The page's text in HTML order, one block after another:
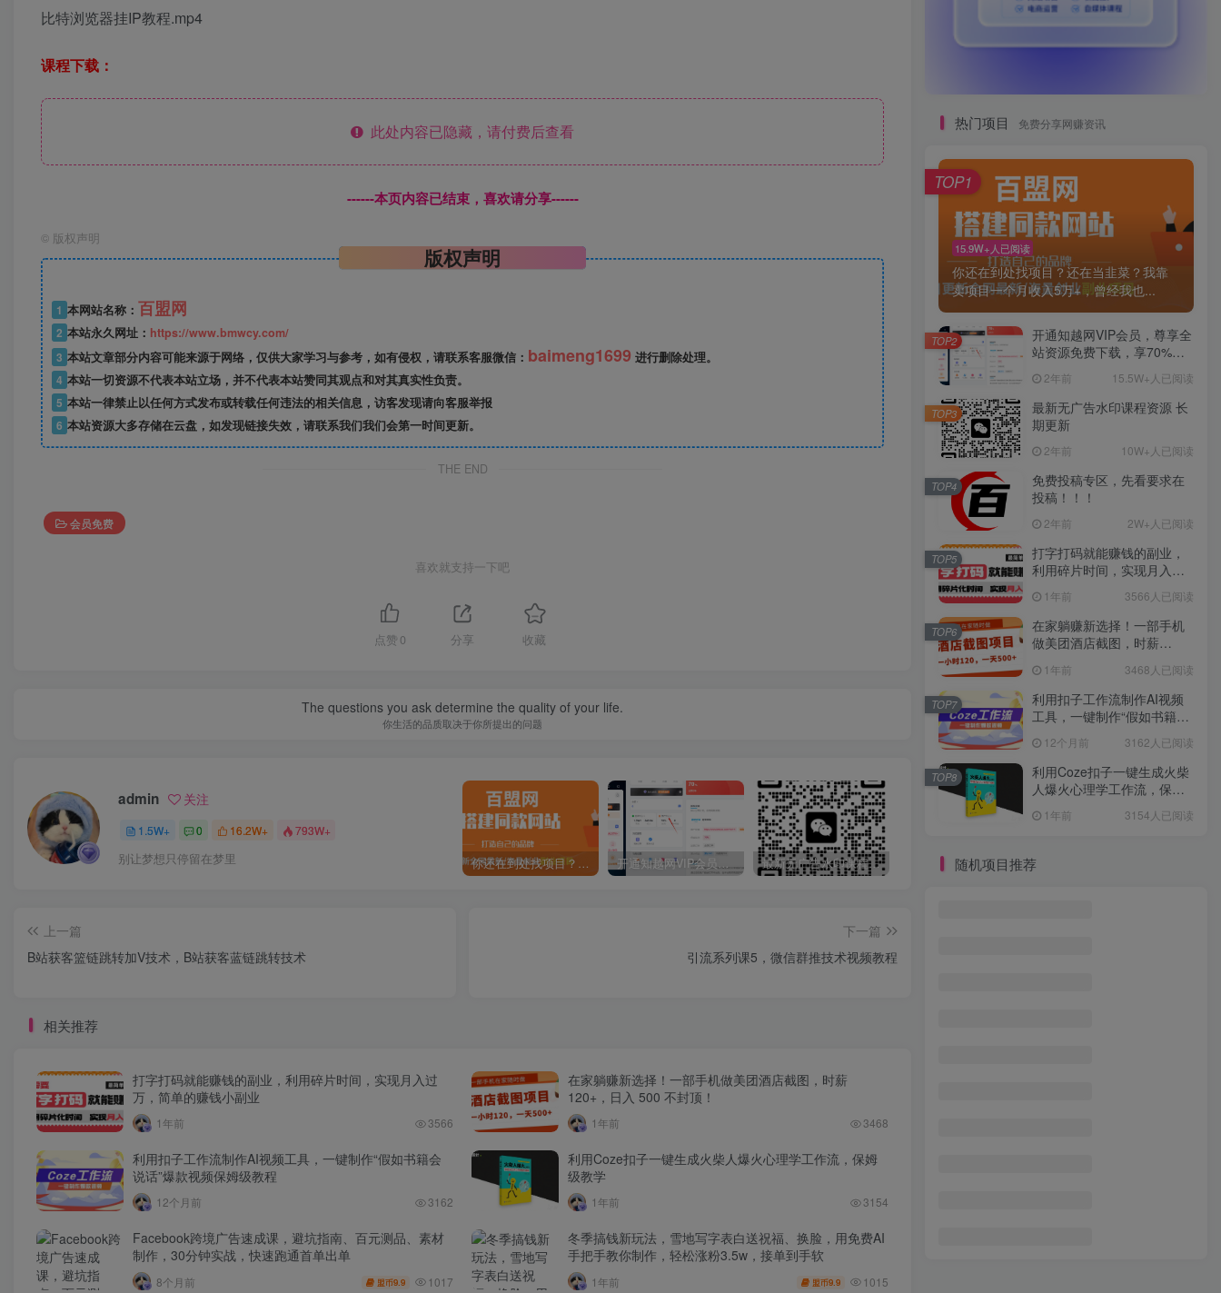
比特浏览器挂IP教程.mp4
课程下载：
此处内容已隐藏，请付费后查看
------本页内容已结束，喜欢请分享------
© 版权声明
版权声明
1 本网站名称： 百盟网
2 本站永久网址： https://www.bmwcy.com/
3 本站文章部分内容可能来源于网络，仅供大家学习与参考，如有侵权，请联系客服微信： baimeng1699 进行删除处理。
4 本站一切资源不代表本站立场，并不代表本站赞同其观点和对其真实性负责。
5 本站一律禁止以任何方式发布或转载任何违法的相关信息，访客发现请向客服举报
6 本站资源大多存储在云盘，如发现链接失效，请联系我们我们会第一时间更新。
THE END
会员免费
喜欢就支持一下吧
点赞 0 分享 收藏
The questions you ask determine the quality of your life.
你生活的品质取决于你所提出的问题
admin 关注
1.5W+ 0 16.2W+ 793W+
别让梦想只停留在梦里 你还在到处找项目？还在当韭菜？我靠卖项目一个月收入5万+，曾经我也是个失败者。 最新无广告水印课程资源 长期更新 免费投稿专区，先看要求在投稿！！！
上一篇
B站获客篮链跳转加V技术，B站获客蓝链跳转技术
下一篇
引流系列课5，微信群推技术视频教程
相关推荐
打字打码就能赚钱的副业，利用碎片时间，实现月入过
万，简单的赚钱小副业
1年前 3566
在家躺赚新选择！一部手机做美团酒店截图，时薪
120+，日入 500 不封顶！
1年前 3468
利用扣子工作流制作AI视频工具，一键制作“假如书籍会
说话”爆款视频保姆级教程
12个月前 3162
利用Coze扣子一键生成火柴人爆火心理学工作流，保姆
级教学
1年前 3154
Facebook跨境广告速成课，避坑指南、百元测品、素材
制作，30分钟实战，快速跑通首单出单
8个月前 盟币9.9 1017
冬季搞钱新玩法，雪地写字表白送祝福、换脸，用免费AI
手把手教你制作，轻松涨粉3.5w，接单到手软
1年前 盟币9.9 1015
热门项目 免费分享网赚资讯
15.9W+人已阅读
你还在到处找项目？还在当韭菜？我靠
卖项目一个月收入5万+，曾经我也...
TOP1
开通知越网VIP会员，尊享全
站资源免费下载，享70%的
惠】2年前 15.5W+人已阅读
TOP2
最新无广告水印课程资源 长
期更新
2年前 10W+人已阅读
TOP3
免费投稿专区，先看要求在
投稿！！！
2年前 2W+人已阅读
TOP4
打字打码就能赚钱的副业，
利用碎片时间，实现月入过
1年前 3566人已阅读
TOP5
在家躺赚新选择！一部手机
做美团酒店截图，时薪
1年前 3468人已阅读
TOP6
利用扣子工作流制作AI视频
工具，一键制作“假如书籍会
12个月前 3162人已阅读
TOP7
利用Coze扣子一键生成火柴
人爆火心理学工作流，保姆
1年前 3154人已阅读
TOP8
随机项目推荐